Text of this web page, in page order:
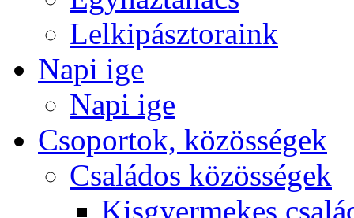
Lelkipásztoraink
Napi ige
Napi ige
Csoportok, közösségek
Családos közösségek
Kisgyermekes